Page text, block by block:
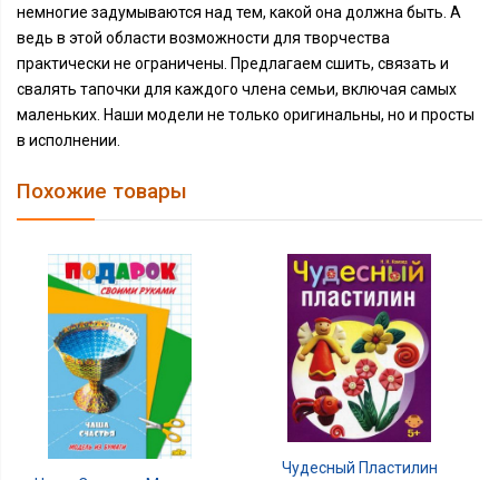
немногие задумываются над тем, какой она должна быть. А
ведь в этой области возможности для творчества
практически не ограничены. Предлагаем сшить, связать и
свалять тапочки для каждого члена семьи, включая самых
маленьких. Наши модели не только оригинальны, но и просты
в исполнении.
Похожие товары
Чудесный Пластилин